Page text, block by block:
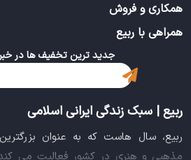
همکاری و فروش
همراهی با ربیع
جدید ترین تخفیف ها در
ربیع | سبک زندگی ایرانی اسلامی
ربیع، سال هاست که به عنوان